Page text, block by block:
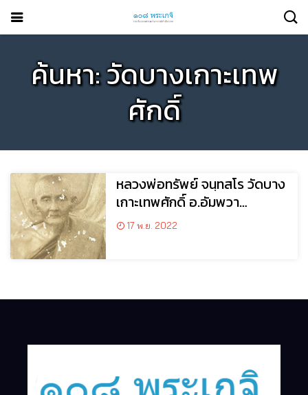
ค้นหา: วัดบางเกาะเทพ
ศักดิ์
หลวงพ่อทรัพย์ จนฺทสโร วัดบาง
เกาะเทพศักดิ์ อ.อัมพวา
จ.สมุทรสงคราม
17 พ.ย. 2022